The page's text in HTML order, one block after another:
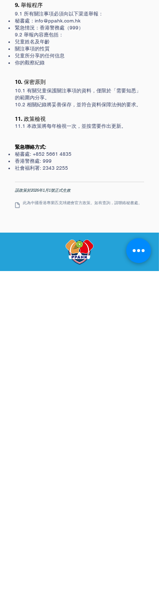
9. 舉報程序
9.1 所有關注事項必須向以下渠道舉報：
秘書處： info@ppahk.com.hk
緊急情況：香港警務處（999）
9.2 舉報內容應包括：
兒童姓名及年齡
關注事項的性質
兒童所分享的任何信息
你的觀察紀錄
10. 保密原則
10.1 有關兒童保護關注事項的資料，僅限於「需要知悉」
的範圍內分享。
10.2 相關紀錄將妥善保存，並符合資料保障法例的要求。
11. 政策檢視
11.1 本政策將每年檢視一次，並按需要作出更新。
緊急聯絡方式:
秘書處: +852 5661 4835
香港警務處: 999
社會福利署: 2343 2255
該政策於2026年1月1號正式生效
此為中國香港專業匹克球總會官方政策。如有查詢，請聯絡秘書處。